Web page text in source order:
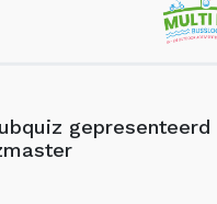
gepresenteerd